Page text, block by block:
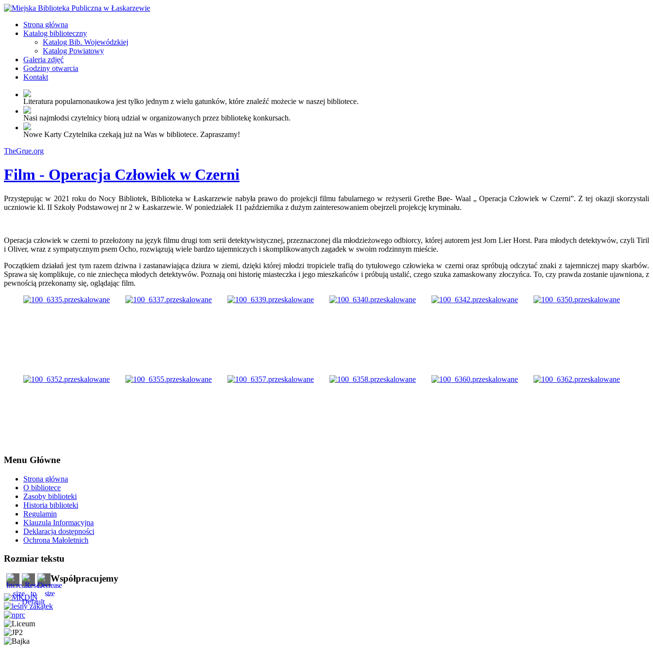
Strona główna
Katalog biblioteczny
Katalog Bib. Wojewódzkiej
Katalog Powiatowy
Galeria zdjęć
Godziny otwarcia
Kontakt
Literatura popularnonaukowa jest tylko jednym z wielu gatunków, które znaleźć możecie w naszej bibliotece.
Nasi najmłodsi czytelnicy biorą udział w organizowanych przez bibliotekę konkursach.
Nowe Karty Czytelnika czekają już na Was w bibliotece. Zapraszamy!
TheGrue.org
Film - Operacja Człowiek w Czerni
Przystępując w 2021 roku do Nocy Bibliotek, Biblioteka w Łaskarzewie nabyła prawo do projekcji filmu fabularnego w reżyserii Grethe Bøe- Waal „ Operacja Człowiek w Czerni”. Z tej okazji skorzystali
uczniowie kl. II Szkoły Podstawowej nr 2 w Łaskarzewie. W poniedziałek 11 października z dużym zainteresowaniem obejrzeli projekcję kryminału.
Operacja człowiek w czerni to przełożony na język filmu drugi tom serii detektywistycznej, przeznaczonej dla młodzieżowego odbiorcy, której autorem jest Jorn Lier Horst. Para młodych detektywów, czyli Tiril
i Oliver, wraz z sympatycznym psem Ocho, rozwiązują wiele bardzo tajemniczych i skomplikowanych zagadek w swoim rodzinnym mieście.
Początkiem działań jest tym razem dziwna i zastanawiająca dziura w ziemi, dzięki której młodzi tropiciele trafią do tytułowego człowieka w czerni oraz spróbują odczytać znaki z tajemniczej mapy skarbów.
Sprawa się komplikuje, co nie zniechęca młodych detektywów. Poznają oni historię miasteczka i jego mieszkańców i próbują ustalić, czego szuka zamaskowany złoczyńca. To, czy prawda zostanie ujawniona, z
pewnością przekonamy się, oglądając film.
Menu Główne
Strona główna
O bibliotece
Zasoby biblioteki
Historia biblioteki
Regulamin
Klauzula Informacyjna
Deklaracja dostępności
Ochrona Małoletnich
Rozmiar tekstu
Współpracujemy